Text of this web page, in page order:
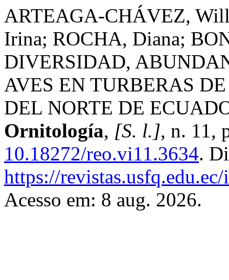
ARTEAGA-CHÁVEZ,
Irina; ROCHA, Diana;
DIVERSIDAD,
AVES EN TURBERAS
DEL NORTE DE
Ornitología, [S. l.], n. 11,
10.18272/reo.vi11.3634.
https://
Acesso em: 8 aug. 2026.